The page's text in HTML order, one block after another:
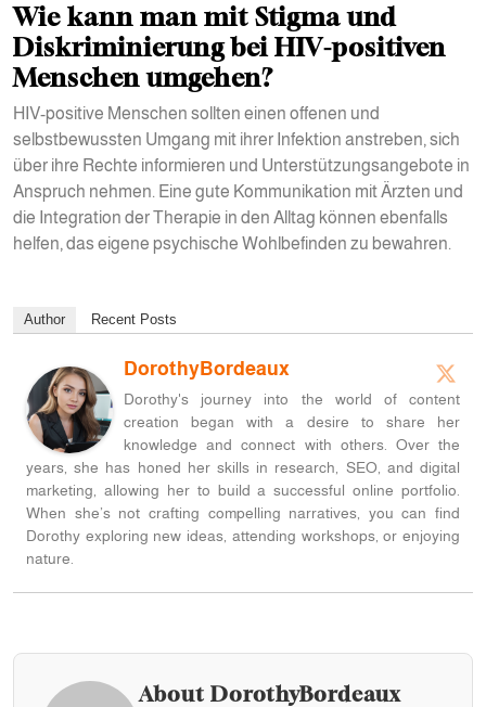
Wie kann man mit Stigma und
Diskriminierung bei HIV-positiven
Menschen umgehen?
HIV-positive Menschen sollten einen offenen und
selbstbewussten Umgang mit ihrer Infektion anstreben, sich
über ihre Rechte informieren und Unterstützungsangebote in
Anspruch nehmen. Eine gute Kommunikation mit Ärzten und
die Integration der Therapie in den Alltag können ebenfalls
helfen, das eigene psychische Wohlbefinden zu bewahren.
Author Recent Posts
DorothyBordeaux
Dorothy's journey into the world of content
creation began with a desire to share her
knowledge and connect with others. Over the
years, she has honed her skills in research, SEO, and digital
marketing, allowing her to build a successful online portfolio.
When she’s not crafting compelling narratives, you can find
Dorothy exploring new ideas, attending workshops, or enjoying
nature.
About DorothyBordeaux